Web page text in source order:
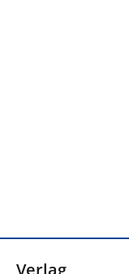
Verlag